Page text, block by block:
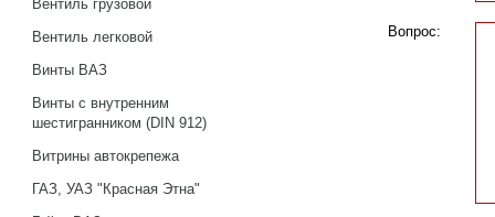
Вентиль грузовой
Вентиль легковой
Винты ВАЗ
Винты с внутренним
шестигранником (DIN 912)
Витрины автокрепежа
ГАЗ, УАЗ "Красная Этна"
Вопрос: